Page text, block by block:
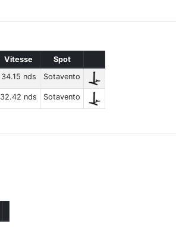
Vitesse
Spot
34.15 nds Sotavento
32.42 nds Sotavento